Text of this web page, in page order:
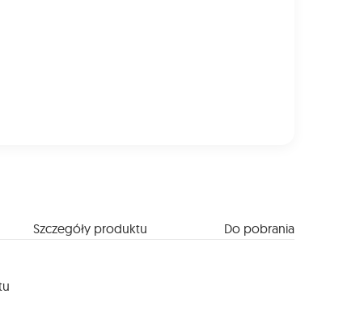
Szczegóły produktu Do pobrania